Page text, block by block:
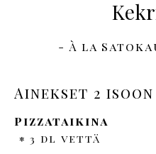
- À la
Ainekset 2
Pizzataikina
3 dl vettä